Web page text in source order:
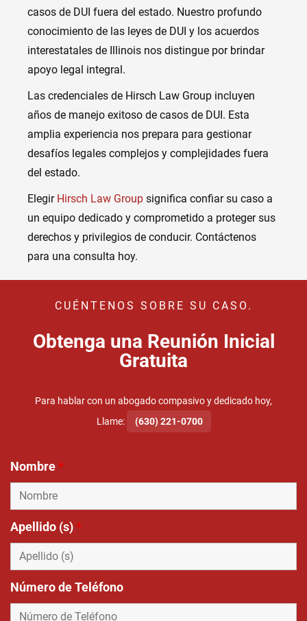
casos de DUI fuera del estado. Nuestro profundo
conocimiento de las leyes de DUI y los acuerdos
interestatales de Illinois nos distingue por brindar
apoyo legal integral.
Las credenciales de Hirsch Law Group incluyen
años de manejo exitoso de casos de DUI. Esta
amplia experiencia nos prepara para gestionar
desafíos legales complejos y complejidades fuera
del estado.
Elegir Hirsch Law Group significa confiar su caso a
un equipo dedicado y comprometido a proteger sus
derechos y privilegios de conducir. Contáctenos
para una consulta hoy.
CUÉNTENOS SOBRE SU CASO.
Obtenga una Reunión Inicial
Gratuita
Para hablar con un abogado compasivo y dedicado hoy,
Llame:
(630) 221-0700
Nombre*
Apellido (s)*
Número de Teléfono